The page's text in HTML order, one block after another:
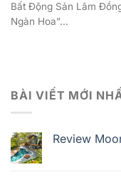
Bất Động Sản Lâm
Ngàn Hoa”...
BÀI VIẾT MỚI
Review